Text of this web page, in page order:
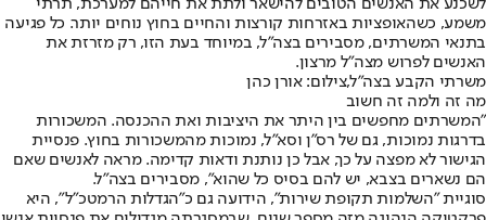
לשכנע את האנשים הטובים להישאר ולתת את חייהם למערכת, תרתי
משמע, כשהאופציות באזרחות קורצות והחיים בחוץ נוחים יותר. כל פגיעה
בתנאי המשרתים, מסבירים בצה"ל, במיוחד בעת הזו, רק מזרזת את
האנשים לפרוש מצה"ל מרצון.
משרתי הקבע בצה"ל,צילום: אורן כהן
מה זה ולמה זה חשוב
"המשרתים מחפשים בין היתר את היציבות ואת ההכנסה. המשכורות
בדרגות נמוכות, גם של רס"ן וסא"ל, נמוכות מהמשכורות בחוץ. פנסיית
הגישור לא מפצה על כך, אבל כן נותנת ודאות קדימה. מראה לאנשים שאם
הם נשארים בצבא, יש להם בסיס כל שהוא", מסבירים בצה"ל.
סוגיית "השלמות תקופת שירות", הידועה גם כ"הגדלות הרמטכ"ל", היא